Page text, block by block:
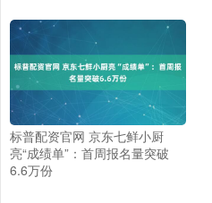
标普配资官网 京东七鲜小厨
亮“成绩单”：首周报名量突破
6.6万份